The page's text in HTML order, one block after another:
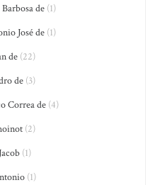
de(1)
José de(1)
de(22)
de(3)
Correa de(4)
(2)
(1)
(1)